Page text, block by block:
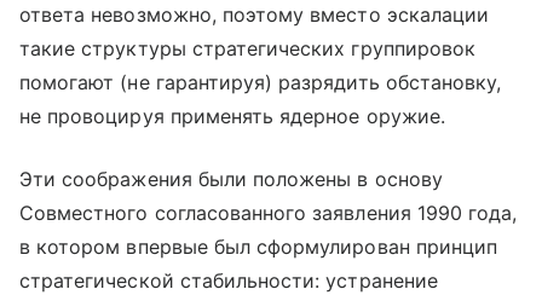
ответа невозможно, поэтому вместо эскалации
такие структуры стратегических группировок
помогают (не гарантируя) разрядить обстановку,
не провоцируя применять ядерное оружие.
Эти соображения были положены в основу
Совместного согласованного заявления 1990 года,
в котором впервые был сформулирован принцип
стратегической стабильности: устранение